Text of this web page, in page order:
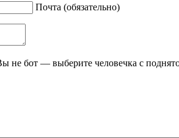
Почта (обязательно)
не бот — выберите человечка с